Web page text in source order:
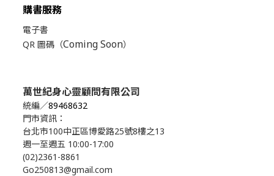
購書服務
電子書
QR 圖碼（Coming Soon）
萬世紀身心靈顧問有限公司
統編／89468632
門市資訊：
台北市100中正區博愛路25號8樓之13
週一至週五 10:00-17:00
(02)2361-8861
Go250813@gmail.com